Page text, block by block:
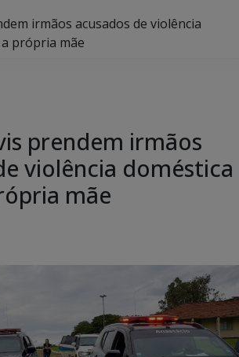
irmãos acusados de violência
própria mãe
prendem irmãos
violência doméstica
mãe